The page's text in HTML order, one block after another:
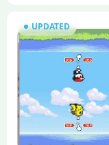
UPDATED